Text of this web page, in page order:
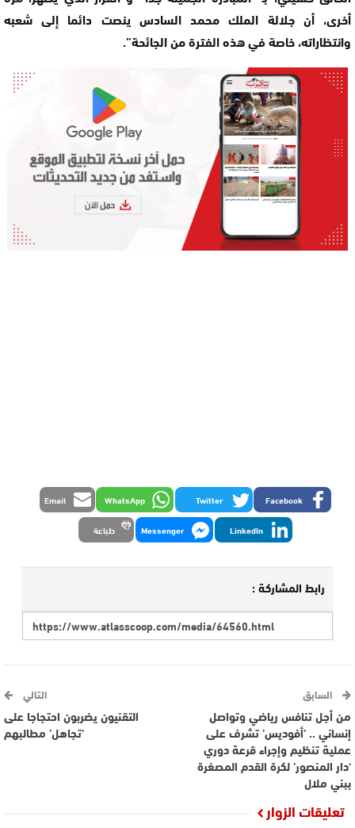
أخرى، أن جلالة الملك محمد السادس ينصت دائما إلى شعبه
وانتظاراته، خاصة في هذه الفترة من الجائحة”.
Facebook
Twitter
WhatsApp
Email
LinkedIn
Messenger طباعة
رابط المشاركة :
السابق
من أجل تنافس رياضي وتواصل
إنساني .. ’أفوديس’ تشرف على
عملية تنظيم وإجراء قرعة دوري
‘دار المنصور’ لكرة القدم المصغرة
ببني ملال
التالي
التقنيون يضربون احتجاجا على
’تجاهل’ مطالبهم
تعليقات الزوار